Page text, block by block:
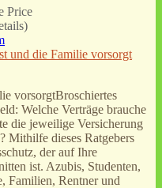
Price
)
und die Familie vorsorgt
vorsorgtBroschiertes
Welche Verträge brauche
die jeweilige Versicherung
Mithilfe dieses Ratgebers
der auf Ihre
ist. Azubis, Studenten,
Familien, Rentner und